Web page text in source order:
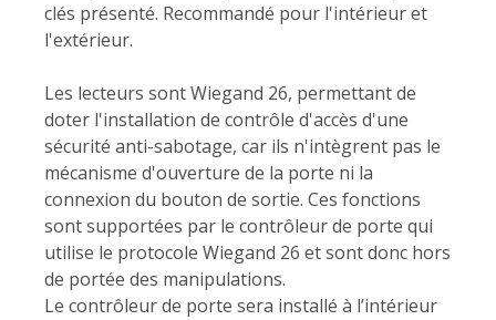
clés présenté. Recommandé pour l'intérieur et
l'extérieur.
Les lecteurs sont Wiegand 26, permettant de
doter l'installation de contrôle d'accès d'une
sécurité anti-sabotage, car ils n'intègrent pas le
mécanisme d'ouverture de la porte ni la
connexion du bouton de sortie. Ces fonctions
sont supportées par le contrôleur de porte qui
utilise le protocole Wiegand 26 et sont donc hors
de portée des manipulations.
Le contrôleur de porte sera installé à l’intérieur